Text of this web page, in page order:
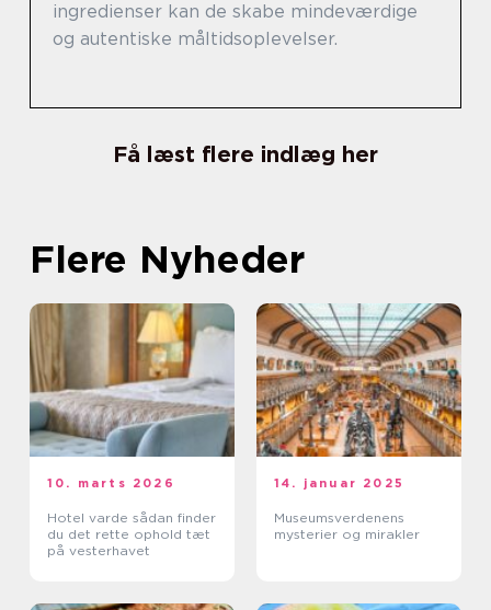
ingredienser kan de skabe mindeværdige
og autentiske måltidsoplevelser.
Få læst flere indlæg her
Flere Nyheder
10. marts 2026
Hotel varde sådan finder
du det rette ophold tæt
på vesterhavet
14. januar 2025
Museumsverdenens
mysterier og mirakler